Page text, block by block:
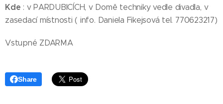
Kde : v PARDUBICÍCH, v Domě techniky vedle divadla, v
zasedací místnosti ( info. Daniela Fikejsová tel. 770623217)
Vstupné ZDARMA
Share